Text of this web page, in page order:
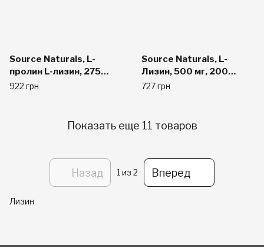
Source Naturals, L-
пролин L-лизин, 275
мг/275 мг, 120 таблеток
922 грн
Source Naturals, L-
Лизин, 500 мг, 200
капсул
727 грн
Показать еще 11 товаров
Назад 1 из 2 Вперед
Лизин